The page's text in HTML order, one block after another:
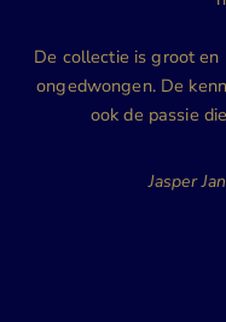
De collectie is groot
ongedwongen. De
ook de passie
Jasper